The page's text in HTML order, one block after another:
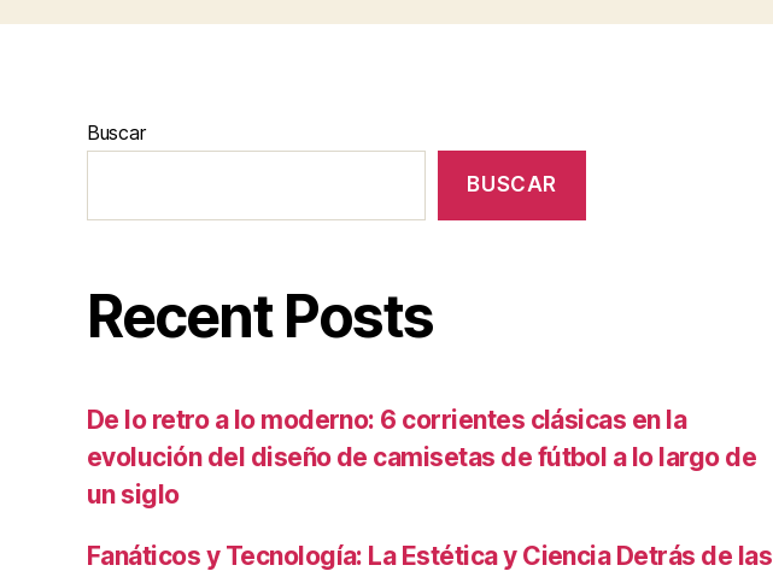
Buscar
BUSCAR
Recent Posts
De lo retro a lo moderno: 6 corrientes clásicas en la
evolución del diseño de camisetas de fútbol a lo largo de
un siglo
Fanáticos y Tecnología: La Estética y Ciencia Detrás de las